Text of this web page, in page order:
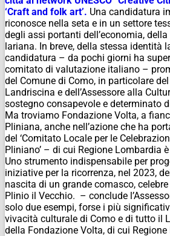
‘Craft and folk art’. Una candidatura
riconosce nella seta e in un settore
degli assi portanti dell’economia,
lariana. In breve, della stessa identità
candidatura – da pochi giorni ha
comitato di valutazione italiano –
del Comune di Como, in particolare
Landriscina e dell’Assessore alla
sostegno consapevole e determinato
Ma troviamo Fondazione Volta, a
Pliniana, anche nell’azione che ha
del ‘Comitato Locale per le
Pliniano’ – di cui Regione Lombardia
Uno strumento indispensabile per
iniziative per la ricorrenza, nel 2023,
nascita di un grande comasco,
Plinio il Vecchio. – conclude
solo due esempi, forse i più
vivacità culturale di Como e di tutto il
della Fondazione Volta, di cui